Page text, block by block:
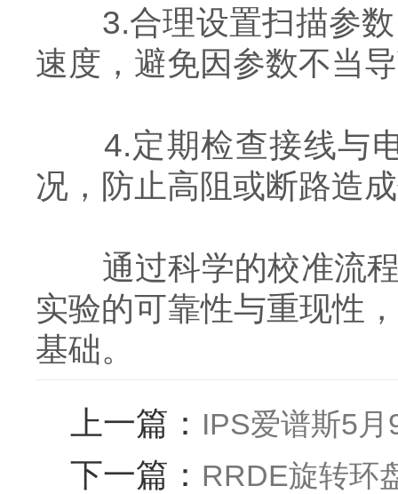
3.合理设置扫描参数
速度，避免因参数不当
4.定期检查接线与电
况，防止高阻或断路造
通过科学的校准流程
实验的可靠性与重现性
基础。
上一篇： IPS爱谱斯5
下一篇： RRDE旋转环